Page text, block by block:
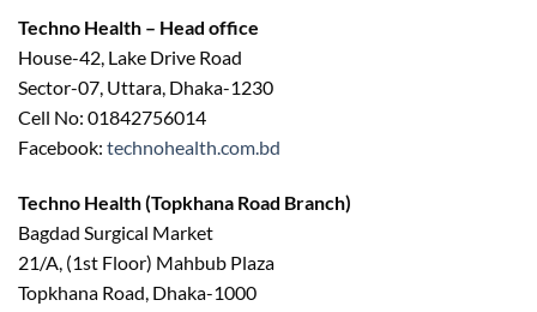
Techno Health – Head office
House-42, Lake Drive Road
Sector-07, Uttara, Dhaka-1230
Cell No: 01842756014
Facebook: technohealth.com.bd
Techno Health (Topkhana Road Branch)
Bagdad Surgical Market
21/A, (1st Floor) Mahbub Plaza
Topkhana Road, Dhaka-1000